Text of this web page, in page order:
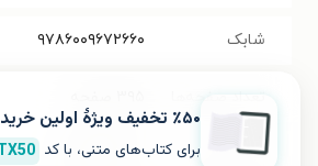
شابک ۹۷۸۶۰۰۹۶۷۲۶۶۰
قیمت کتاب ۲۰۰۰۰ تومان
٪۵۰ تخفیف ویژۀ اولین خرید
برای کتاب‌های متنی، با کد